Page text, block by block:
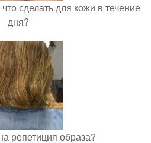
сделать для кожи в течение
дня?
репетиция образа?